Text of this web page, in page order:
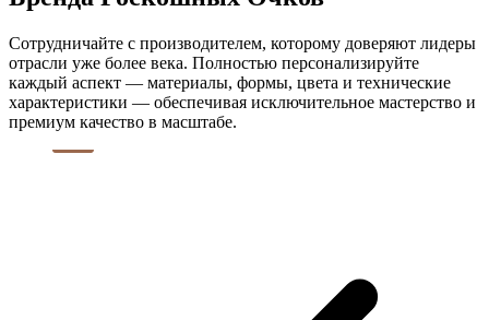
Сотрудничайте с производителем, которому доверяют лидеры
отрасли уже более века. Полностью персонализируйте
каждый аспект — материалы, формы, цвета и технические
характеристики — обеспечивая исключительное мастерство и
премиум качество в масштабе.